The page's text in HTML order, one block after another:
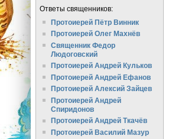
Ответы священников:
Протоиерей Пётр Винник
Протоиерей Олег Махнёв
Священник Федор
Людоговский
Протоиерей Андрей Кульков
Протоиерей Андрей Ефанов
Протоиерей Алексий Зайцев
Протоиерей Андрей
Спиридонов
Протоиерей Андрей Ткачёв
Протоиерей Василий Мазур